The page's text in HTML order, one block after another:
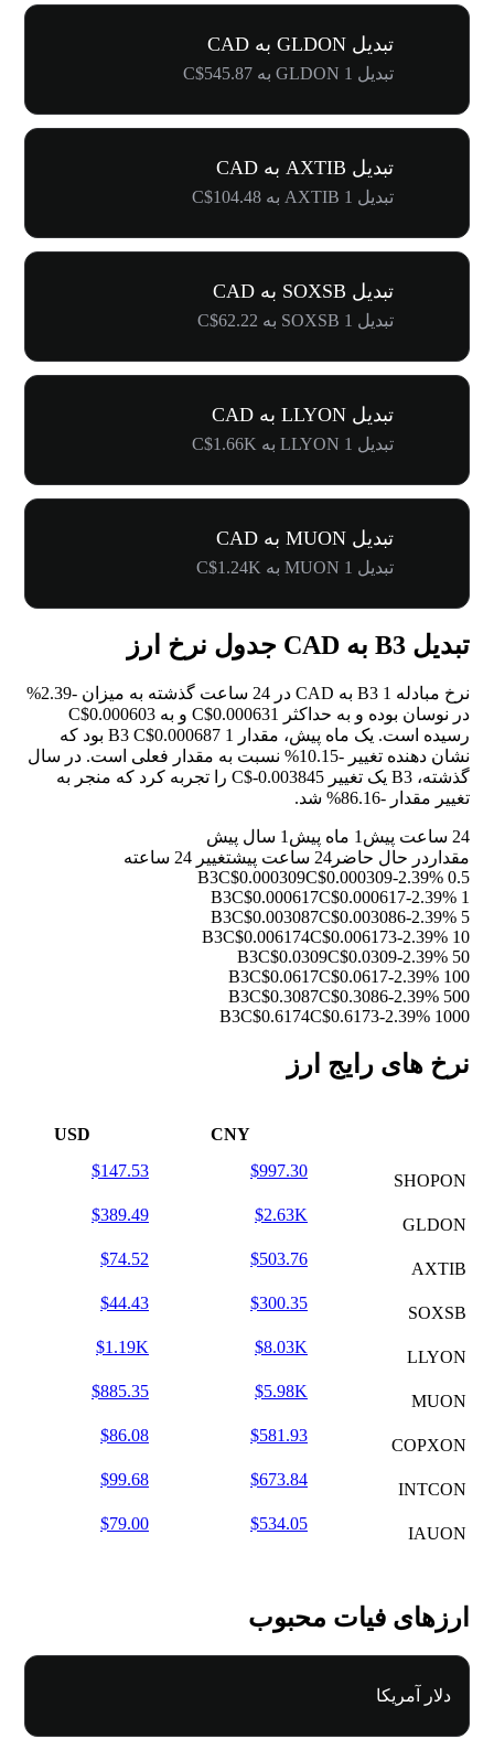
تبدیل GLDON به CAD
تبدیل 1 GLDON به C$545.87
تبدیل AXTIB به CAD
تبدیل 1 AXTIB به C$104.48
تبدیل SOXSB به CAD
تبدیل 1 SOXSB به C$62.22
تبدیل LLYON به CAD
تبدیل 1 LLYON به C$1.66K
تبدیل MUON به CAD
تبدیل 1 MUON به C$1.24K
تبدیل B3 به CAD جدول نرخ ارز
نرخ مبادله 1 B3 به CAD در 24 ساعت گذشته به میزان
-2.39%
در نوسان بوده و به حداکثر C$0.000631 و به C$0.000603
رسیده است. یک ماه پیش، مقدار 1 B3 C$0.000687 بود که
نشان دهنده تغییر -10.15%
نسبت به مقدار فعلی است. در سال
گذشته، B3 یک تغییر C$-0.003845 را تجربه کرد که منجر به
تغییر مقدار -86.16% شد.
24 ساعت پیش 1 ماه پیش
1 سال پیش
مقدار در حال حاضر 24 ساعت پیش
تغییر 24 ساعته
0.5 B3
C$0.000309C$0.000309-2.39%
1 B3
C$0.000617C$0.000617-2.39%
5 B3
C$0.003087C$0.003086-2.39%
10 B3
C$0.006174C$0.006173-2.39%
50 B3
C$0.0309C$0.0309-2.39%
100 B3
C$0.0617C$0.0617-2.39%
500 B3
C$0.3087C$0.3086-2.39%
1000 B3
C$0.6174C$0.6173-2.39%
نرخ های رایج ارز
CNY
USD
SHOPON
$997.30
$147.53
GLDON
$2.63K
$389.49
AXTIB
$503.76
$74.52
SOXSB
$300.35
$44.43
LLYON
$8.03K
$1.19K
MUON
$5.98K
$885.35
COPXON
$581.93
$86.08
INTCON
$673.84
$99.68
IAUON
$534.05
$79.00
ارزهای فیات محبوب
دلار آمریکا